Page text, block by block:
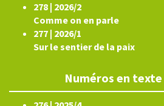
278 | 2026/2
Comme on en parle
277 | 2026/1
Sur le sentier de la paix
Numéros en